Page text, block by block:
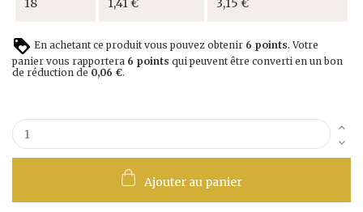
18 1,41 € 3,15 €
En achetant ce produit vous pouvez obtenir 6 points. Votre
panier vous rapportera 6 points qui peuvent être converti en un bon
de réduction de 0,06 €.
Ajouter au panier